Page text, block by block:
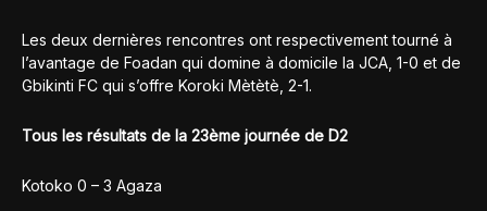
Les deux dernières rencontres ont respectivement tourné à
l’avantage de Foadan qui domine à domicile la JCA, 1-0 et de
Gbikinti FC qui s’offre Koroki Mètètè, 2-1.
Tous les résultats de la 23ème journée de D2
Kotoko 0 – 3 Agaza